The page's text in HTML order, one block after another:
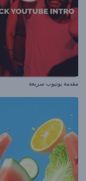
مقدمة يوتيوب سريعة